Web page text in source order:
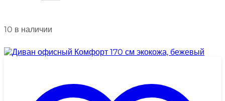
10 в наличии